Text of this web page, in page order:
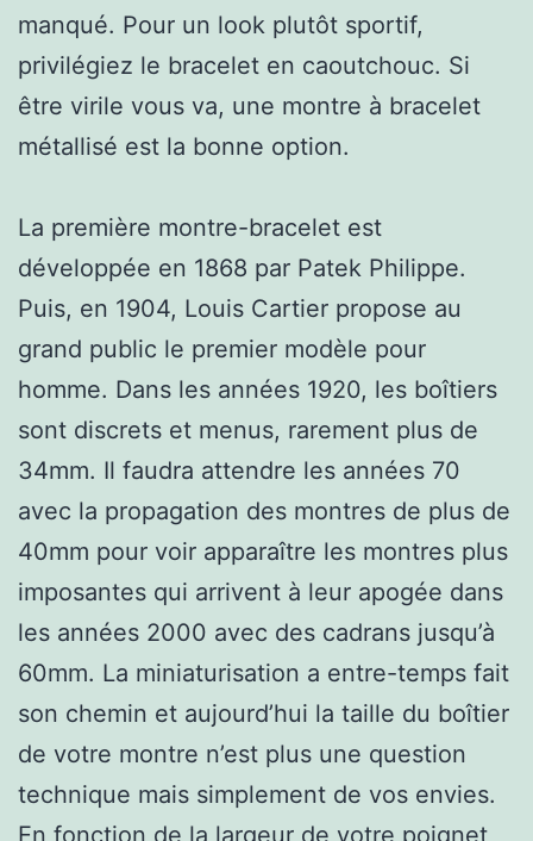
manqué. Pour un look plutôt sportif,
privilégiez le bracelet en caoutchouc. Si
être virile vous va, une montre à bracelet
métallisé est la bonne option.
La première montre-bracelet est
développée en 1868 par Patek Philippe.
Puis, en 1904, Louis Cartier propose au
grand public le premier modèle pour
homme. Dans les années 1920, les boîtiers
sont discrets et menus, rarement plus de
34mm. Il faudra attendre les années 70
avec la propagation des montres de plus de
40mm pour voir apparaître les montres plus
imposantes qui arrivent à leur apogée dans
les années 2000 avec des cadrans jusqu’à
60mm. La miniaturisation a entre-temps fait
son chemin et aujourd’hui la taille du boîtier
de votre montre n’est plus une question
technique mais simplement de vos envies.
En fonction de la largeur de votre poignet